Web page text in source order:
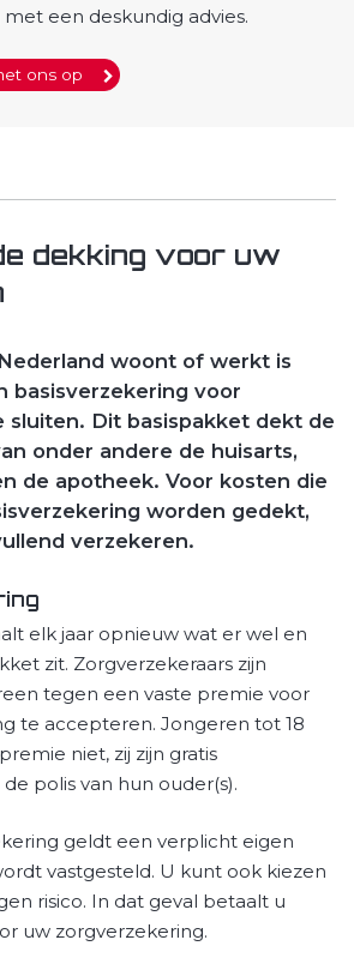
een deskundig advies.
ons op
dekking voor uw
woont of werkt is
basisverzekering voor
sluiten. Dit basispakket dekt de
onder andere de huisarts,
de apotheek. Voor kosten die
worden gedekt,
verzekeren.
elk jaar opnieuw wat er wel en
zit. Zorgverzekeraars zijn
tegen een vaste premie voor
te accepteren. Jongeren tot 18
niet, zij zijn gratis
polis van hun ouder(s).
geldt een verplicht eigen
vastgesteld. U kunt ook kiezen
risico. In dat geval betaalt u
uw zorgverzekering.